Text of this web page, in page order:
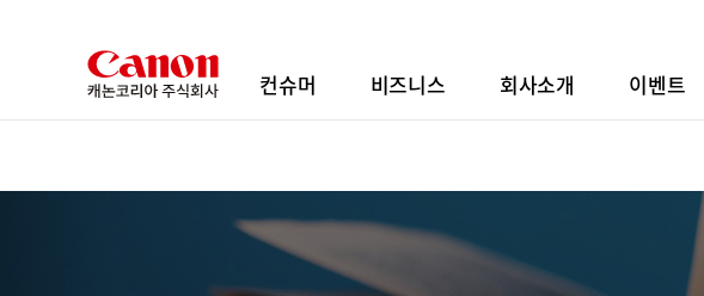
컨슈머 비즈니스 회사소개 이벤트